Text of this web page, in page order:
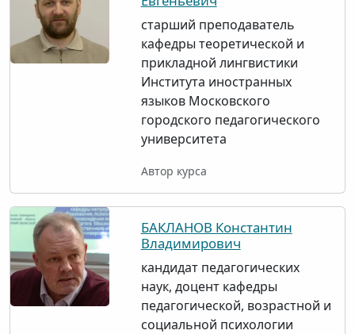
старший преподаватель
кафедры теоретической и
прикладной лингвистики
Института иностранных
языков Московского
городского педагогического
университета
Автор курса
БАКЛАНОВ Константин
Владимирович
кандидат педагогических
наук, доцент кафедры
педагогической, возрастной и
социальной психологии